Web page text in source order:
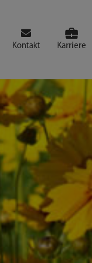
Kontakt Karriere